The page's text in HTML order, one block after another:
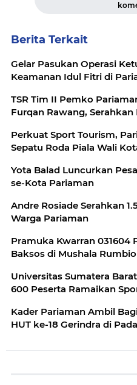
Berita Terkait
Gelar Pasukan Operasi
Keamanan Idul Fitri di
TSR Tim II Pemko
Furqan Rawang, Serahkan
Perkuat Sport Tourism,
Sepatu Roda Piala Wali
Yota Balad Luncurkan
se-Kota Pariaman
Andre Rosiade Serahkan
Warga Pariaman
Pramuka Kwarran 031604
Baksos di Mushala Rumbio
Universitas Sumatera
600 Peserta Ramaikan
Kader Pariaman Ambil
HUT ke-18 Gerindra di